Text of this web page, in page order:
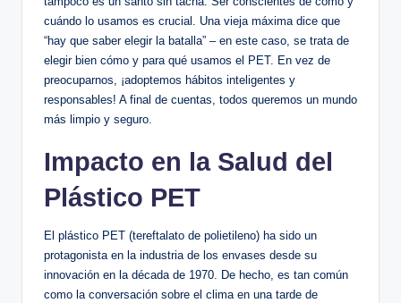
cuándo lo usamos es​ crucial.⁢ Una vieja máxima ‍dice que
“hay que⁢ saber elegir la batalla” – ⁤en este caso, se trata de
elegir bien cómo y para‍ qué usamos⁤ el PET.‍ En vez de
preocuparnos,‌ ¡adoptemos hábitos ⁣inteligentes y
responsables! A ‌final de cuentas, todos queremos un‌ mundo
más limpio⁢ y seguro.
Impacto‍ en ⁢la Salud ​del
Plástico⁣ PET
El plástico ‌PET (tereftalato⁢ de polietileno) ha ‌sido un
protagonista en la industria de los envases desde su
innovación en la década ⁢de⁣ 1970. De hecho, es tan común
como la conversación⁤ sobre el clima en una tarde ⁢de